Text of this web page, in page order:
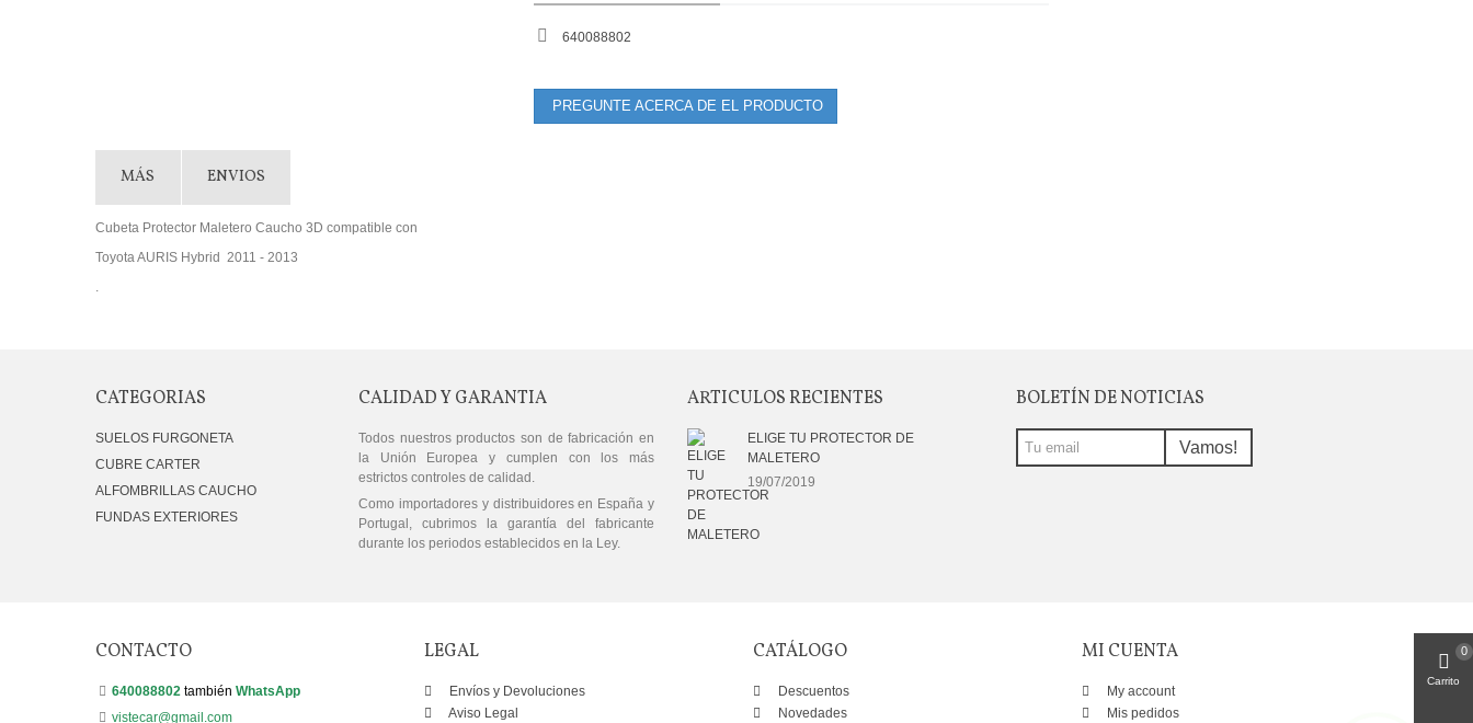
640088802
PREGUNTE ACERCA DE EL PRODUCTO
MÁS ENVIOS
Cubeta Protector Maletero Caucho 3D compatible con
Toyota AURIS Hybrid 2011 - 2013
.
CATEGORIAS
SUELOS FURGONETA
CUBRE CARTER
ALFOMBRILLAS CAUCHO
FUNDAS EXTERIORES
CALIDAD Y GARANTIA
Todos nuestros productos son de fabricación en
la Unión Europea y cumplen con los más
estrictos controles de calidad.
Como importadores y distribuidores en España y
Portugal, cubrimos la garantía del fabricante
durante los periodos establecidos en la Ley.
ARTICULOS RECIENTES
ELIGE TU PROTECTOR DE
MALETERO
19/07/2019
BOLETÍN DE NOTICIAS
Vamos!
CONTACTO
640088802 también WhatsApp
vistecar@gmail.com
LEGAL
Envíos y Devoluciones
Aviso Legal
CATÁLOGO
Descuentos
Novedades
MI CUENTA
My account
Mis pedidos
Carrito
0